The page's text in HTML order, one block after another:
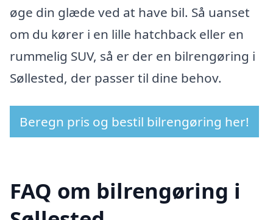
øge din glæde ved at have bil. Så uanset
om du kører i en lille hatchback eller en
rummelig SUV, så er der en bilrengøring i
Søllested, der passer til dine behov.
Beregn pris og bestil bilrengøring her!
FAQ om bilrengøring i